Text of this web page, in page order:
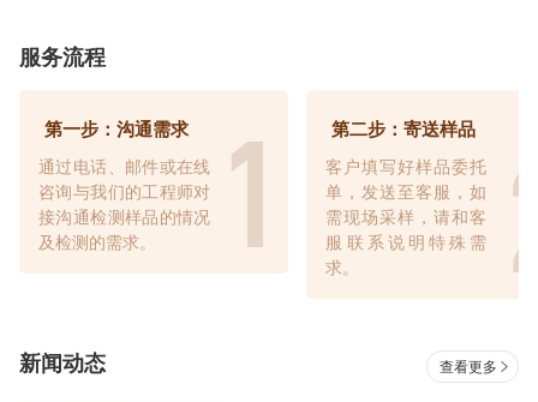
服务流程
第一步：沟通需求
通过电话、邮件或在线
咨询与我们的工程师对
接沟通检测样品的情况
及检测的需求。
第二步：寄送样品
客户填写好样品委托
单，发送至客服，如
需现场采样，请和客
服联系说明特殊需
求。
新闻动态 查看更多